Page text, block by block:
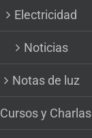
Electricidad
Noticias
Notas de luz
Cursos y Charlas